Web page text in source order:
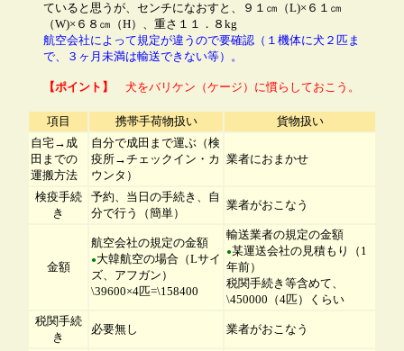
ていると思うが、センチになおすと、９１㎝（L)×６１㎝
（W)×６８㎝（H）、重さ１１．８kg
航空会社によって規定が違うので要確認（１機体に犬２匹ま
で、３ヶ月未満は輸送できない等）。
【ポイント】 犬をバリケン（ケージ）に慣らしておこう。
項目 携帯手荷物扱い
貨物扱い
自宅→成
田までの
運搬方法
自分で成田まで運ぶ（検
疫所→チェックイン・カ
ウンタ）
業者におまかせ
検疫手続
き
予約、当日の手続き、自
分で行う（簡単）
業者がおこなう
金額
航空会社の規定の金額
●大韓航空の場合（Lサイ
ズ、アフガン）
\39600×4匹=\158400
輸送業者の規定の金額
●某運送会社の見積もり（1
年前）
税関手続き等含めて、
\450000（4匹）くらい
税関手続
き
必要無し 業者がおこなう